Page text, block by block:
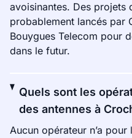
avoisinantes. Des projets
probablement lancés par
Bouygues Telecom pour
dans le futur.
Quels sont les
des antennes à
Aucun opérateur n’a